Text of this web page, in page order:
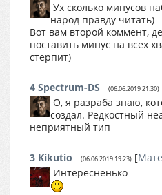
Ух сколько минусов
народ правду читать)
Вот вам второй коммент,
поставить минус на всех
стерпит)
4 Spectrum-DS (06.06.2019 21:30)
О, я разраба знаю,
создал. Редкостный
неприятный тип
3 Kikutio (06.06.2019 19:23) [
Интересненько